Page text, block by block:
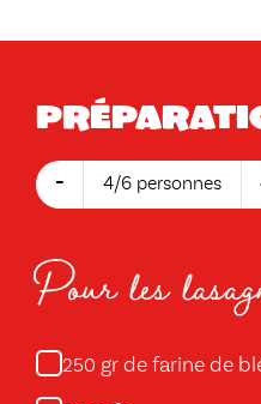
- 4/6 personnes
Pour les
250 gr de farine de